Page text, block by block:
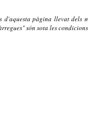
d'aquesta pàgina llevat dels
són sota les